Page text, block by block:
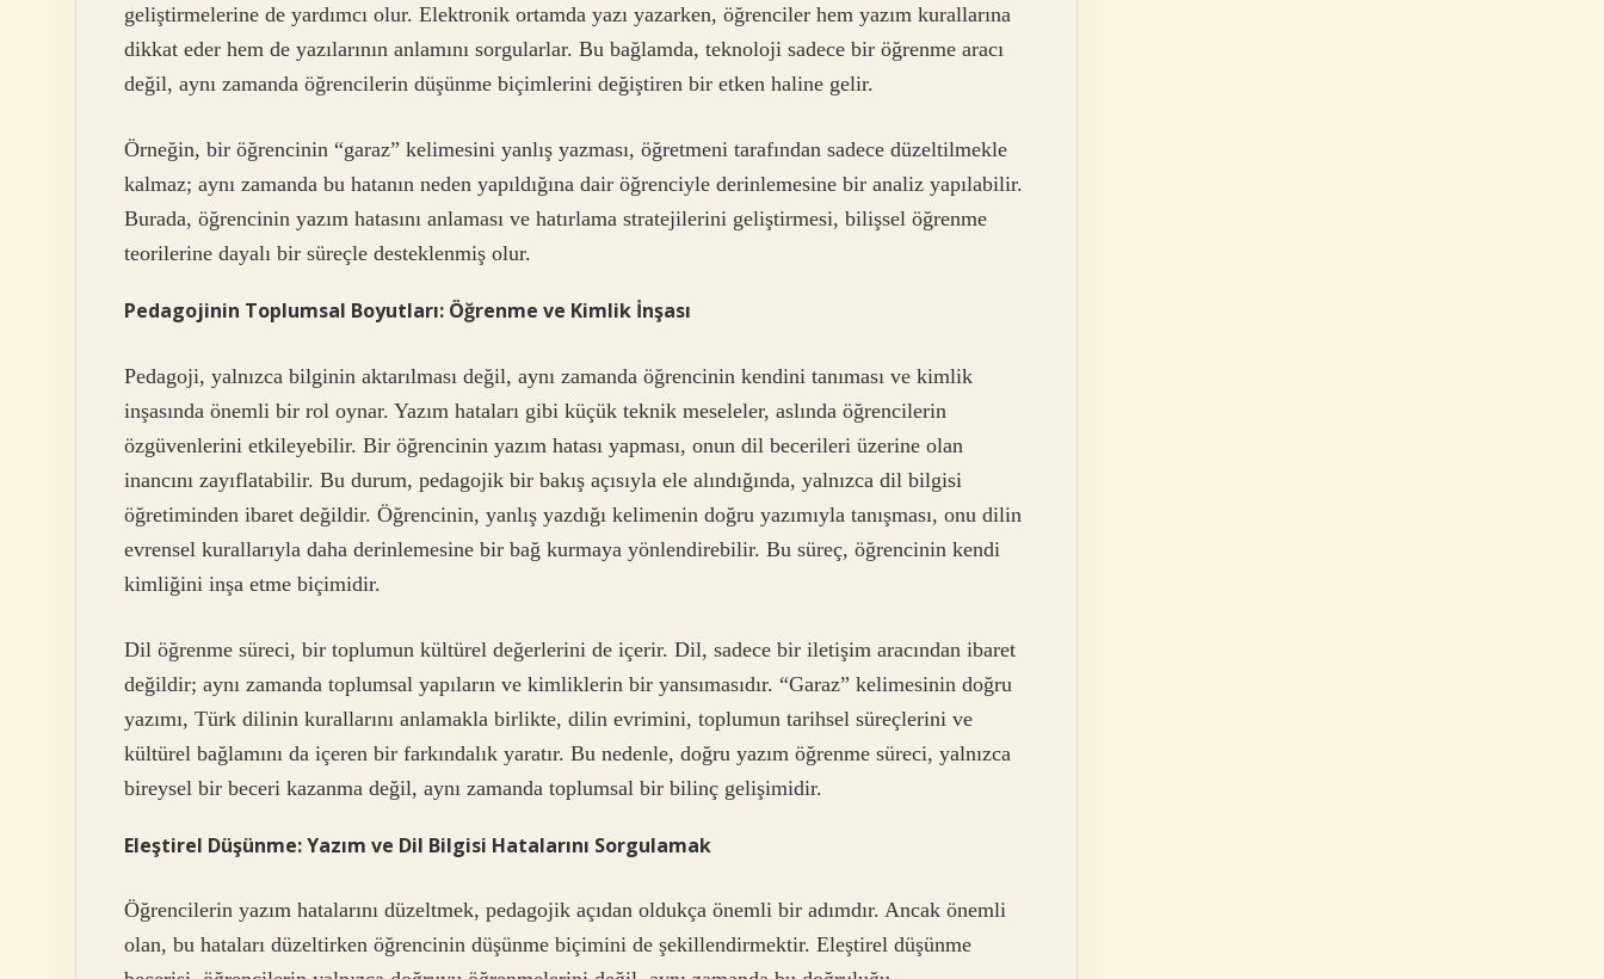
geliştirmelerine de yardımcı olur. Elektronik ortamda yazı yazarken, öğrenciler hem yazım kurallarına
dikkat eder hem de yazılarının anlamını sorgularlar. Bu bağlamda, teknoloji sadece bir öğrenme aracı
değil, aynı zamanda öğrencilerin düşünme biçimlerini değiştiren bir etken haline gelir.
Örneğin, bir öğrencinin “garaz” kelimesini yanlış yazması, öğretmeni tarafından sadece düzeltilmekle
kalmaz; aynı zamanda bu hatanın neden yapıldığına dair öğrenciyle derinlemesine bir analiz yapılabilir.
Burada, öğrencinin yazım hatasını anlaması ve hatırlama stratejilerini geliştirmesi, bilişsel öğrenme
teorilerine dayalı bir süreçle desteklenmiş olur.
Pedagojinin Toplumsal Boyutları: Öğrenme ve Kimlik İnşası
Pedagoji, yalnızca bilginin aktarılması değil, aynı zamanda öğrencinin kendini tanıması ve kimlik
inşasında önemli bir rol oynar. Yazım hataları gibi küçük teknik meseleler, aslında öğrencilerin
özgüvenlerini etkileyebilir. Bir öğrencinin yazım hatası yapması, onun dil becerileri üzerine olan
inancını zayıflatabilir. Bu durum, pedagojik bir bakış açısıyla ele alındığında, yalnızca dil bilgisi
öğretiminden ibaret değildir. Öğrencinin, yanlış yazdığı kelimenin doğru yazımıyla tanışması, onu dilin
evrensel kurallarıyla daha derinlemesine bir bağ kurmaya yönlendirebilir. Bu süreç, öğrencinin kendi
kimliğini inşa etme biçimidir.
Dil öğrenme süreci, bir toplumun kültürel değerlerini de içerir. Dil, sadece bir iletişim aracından ibaret
değildir; aynı zamanda toplumsal yapıların ve kimliklerin bir yansımasıdır. “Garaz” kelimesinin doğru
yazımı, Türk dilinin kurallarını anlamakla birlikte, dilin evrimini, toplumun tarihsel süreçlerini ve
kültürel bağlamını da içeren bir farkındalık yaratır. Bu nedenle, doğru yazım öğrenme süreci, yalnızca
bireysel bir beceri kazanma değil, aynı zamanda toplumsal bir bilinç gelişimidir.
Eleştirel Düşünme: Yazım ve Dil Bilgisi Hatalarını Sorgulamak
Öğrencilerin yazım hatalarını düzeltmek, pedagojik açıdan oldukça önemli bir adımdır. Ancak önemli
olan, bu hataları düzeltirken öğrencinin düşünme biçimini de şekillendirmektir. Eleştirel düşünme